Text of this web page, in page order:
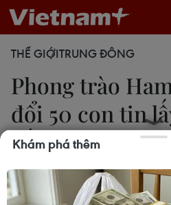
THẾ GIỚITRUNG ĐÔNG
Phong trào
đổi 50 con tin
bắn
Nguyễn Hà
14/11/2023 01:54
Khám phá thêm